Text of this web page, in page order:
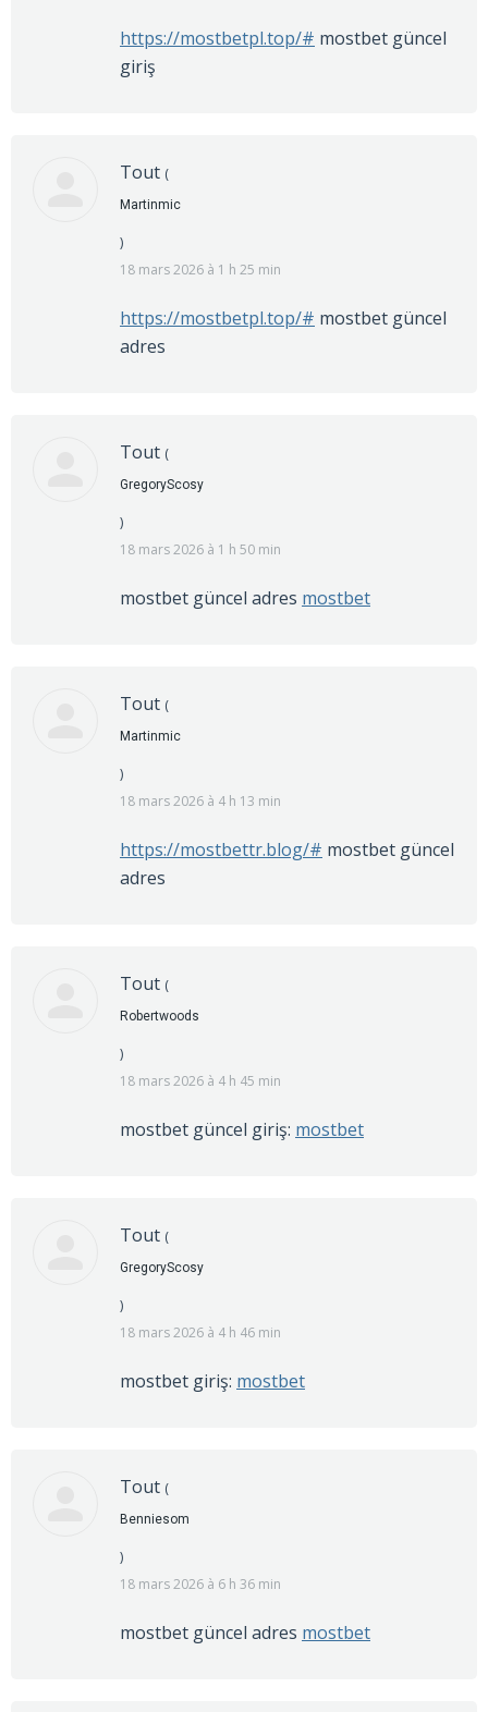
https://mostbetpl.top/# mostbet güncel
giriş
Tout (
Martinmic
)
18 mars 2026 à 1 h 25 min
https://mostbetpl.top/# mostbet güncel
adres
Tout (
GregoryScosy
)
18 mars 2026 à 1 h 50 min
mostbet güncel adres mostbet
Tout (
Martinmic
)
18 mars 2026 à 4 h 13 min
https://mostbettr.blog/# mostbet güncel
adres
Tout (
Robertwoods
)
18 mars 2026 à 4 h 45 min
mostbet güncel giriş: mostbet
Tout (
GregoryScosy
)
18 mars 2026 à 4 h 46 min
mostbet giriş: mostbet
Tout (
Benniesom
)
18 mars 2026 à 6 h 36 min
mostbet güncel adres mostbet